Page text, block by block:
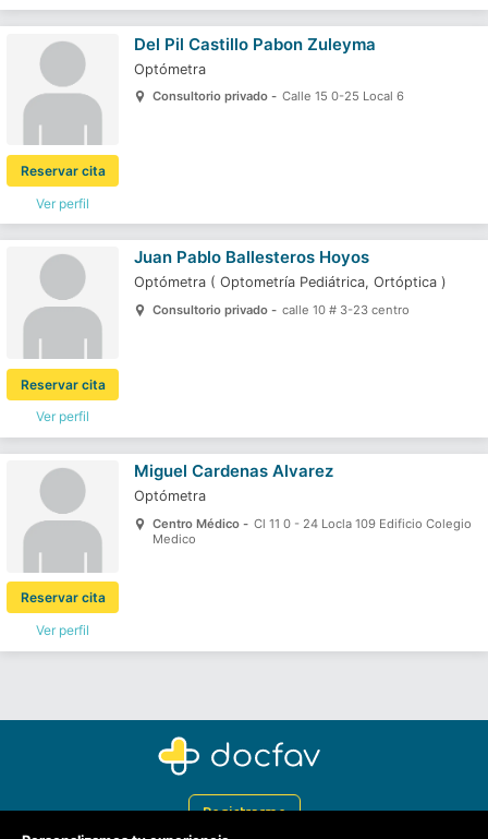
Ver perfil
Reservar cita
Del Pil Castillo Pabon Zuleyma
Optómetra
Consultorio privado - Calle 15 0-25 Local 6
Ver perfil
Reservar cita
Juan Pablo Ballesteros Hoyos
Optómetra ( Optometría Pediátrica, Ortóptica )
Consultorio privado - calle 10 # 3-23 centro
Ver perfil
Reservar cita
Miguel Cardenas Alvarez
Optómetra
Centro Médico - Cl 11 0 - 24 Locla 109 Edificio Colegio
Medico
Registrarme